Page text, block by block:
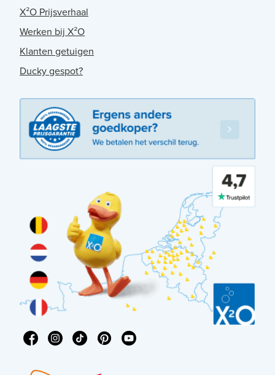
X²O Prijsverhaal
Werken bij X²O
Klanten getuigen
Ducky gespot?